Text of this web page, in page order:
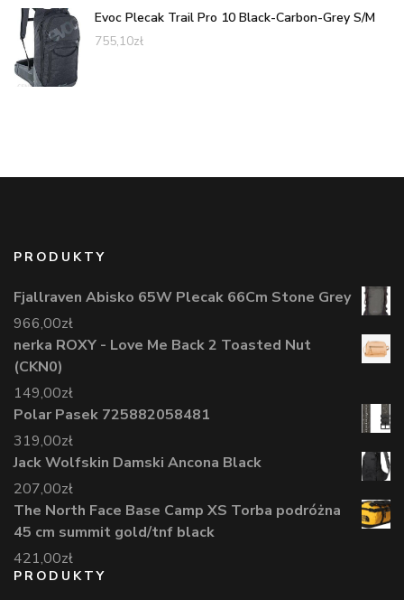
Evoc Plecak Trail Pro 10 Black-Carbon-Grey S/M
755,10zł
PRODUKTY
Fjallraven Abisko 65W Plecak 66Cm Stone Grey
966,00zł
nerka ROXY - Love Me Back 2 Toasted Nut
(CKN0)
149,00zł
Polar Pasek 725882058481
319,00zł
Jack Wolfskin Damski Ancona Black
207,00zł
The North Face Base Camp XS Torba podróżna
45 cm summit gold/tnf black
421,00zł
PRODUKTY